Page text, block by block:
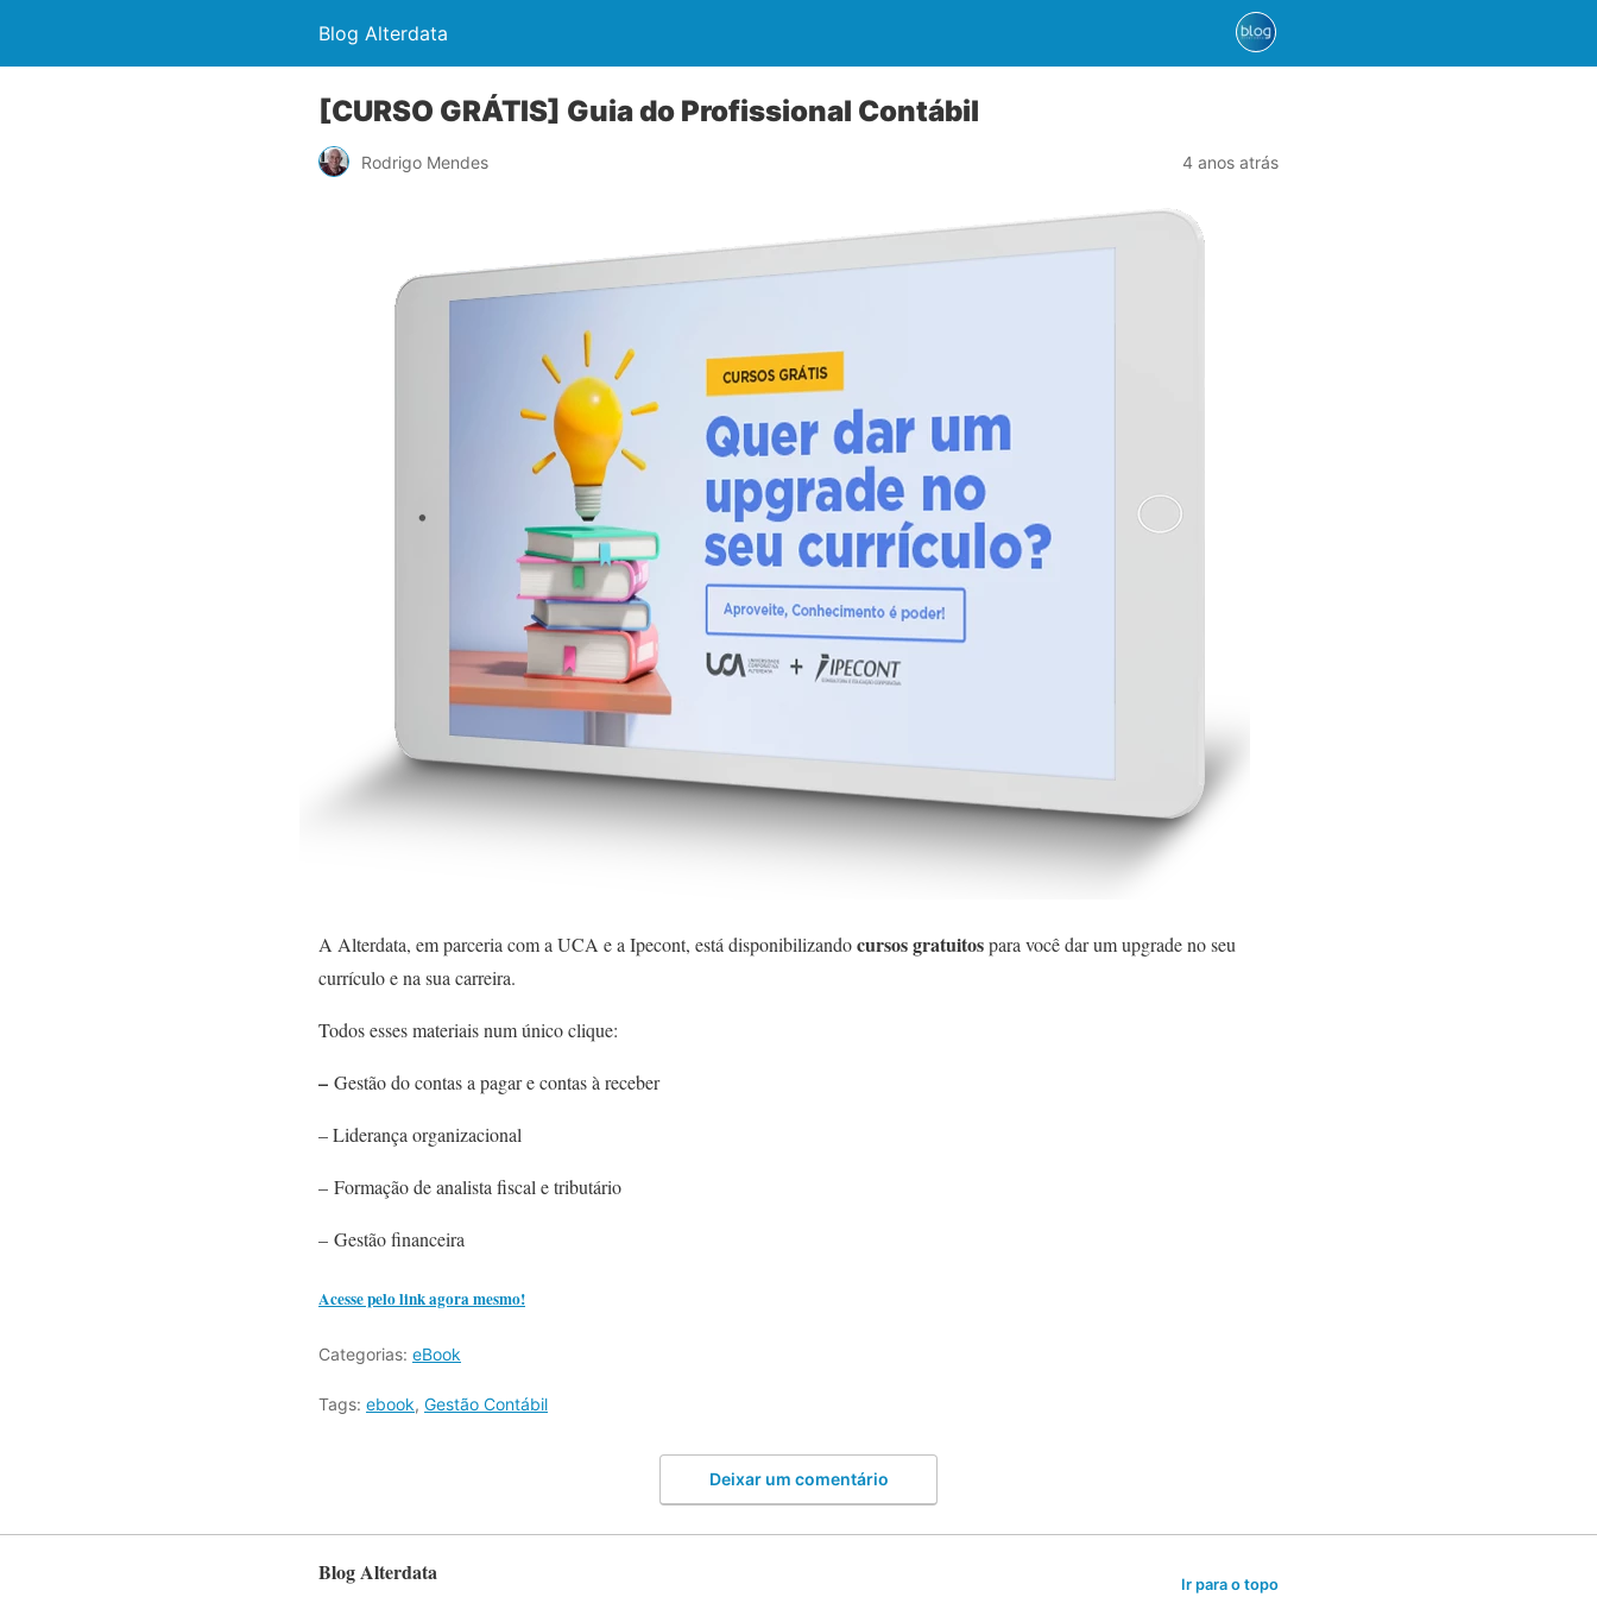
Blog Alterdata
[CURSO GRÁTIS] Guia do Profissional Contábil
Rodrigo Mendes 4 anos atrás
A Alterdata, em parceria com a UCA e a Ipecont, está disponibilizandocursos gratuitospara você dar um upgrade no seu
currículo e na sua carreira.
Todos esses materiais num único clique:
– Gestão do contas a pagar e contas à receber
– Liderança organizacional
– Formação de analista fiscal e tributário
– Gestão financeira
Acesse pelo link agora mesmo!
Categorias: eBook
Tags: ebook, Gestão Contábil
Deixar um comentário
Blog Alterdata Ir para o topo